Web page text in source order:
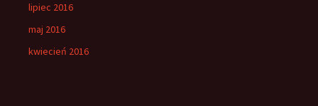
lipiec 2016
maj 2016
kwiecień 2016